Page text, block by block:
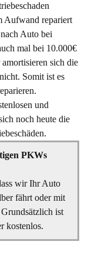
Aufwand repariert
Auto bei
mal bei 10.000€
sich die
Somit ist es
und
noch heute die
PKWs
wir Ihr Auto
fährt oder mit
ist
kostenlos.